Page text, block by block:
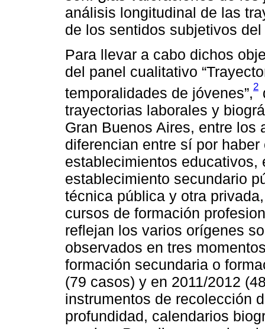
análisis longitudinal de las
de los sentidos subjetivos
Para llevar a cabo dichos
del panel cualitativo
temporalidades de jóvenes”,2
trayectorias laborales y
Gran Buenos Aires, entre los
diferencian entre sí por
establecimientos educativos,
establecimiento secundario
técnica pública y otra
cursos de formación
reflejan los varios orígenes
observados en tres
formación secundaria o
(79 casos) y en 2011/2012
instrumentos de recolección
profundidad, calendarios